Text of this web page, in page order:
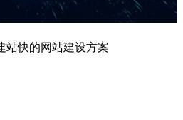
站快的网站建设方案